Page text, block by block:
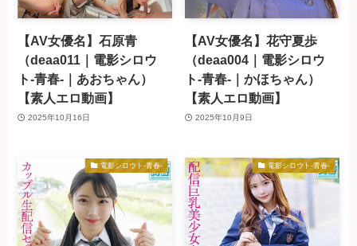
【AV女優名】石原青
（deaa011｜電影シロウ
ト-青春-｜あおちゃん）
【素人エロ動画】
2025年10月16日
【AV女優名】花守夏歩
（deaa004｜電影シロウ
ト-青春-｜かほちゃん）
【素人エロ動画】
2025年10月9日
電影シロウト-青春- 電影シロウト-青春-